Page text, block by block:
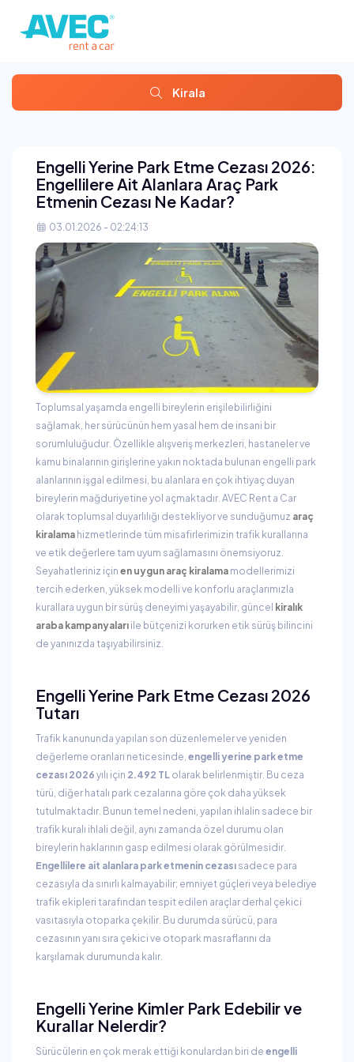
Kirala
Engelli Yerine Park Etme Cezası 2026:
Engellilere Ait Alanlara Araç Park
Etmenin Cezası Ne Kadar?
03.01.2026 - 02:24:13
Toplumsal yaşamda engelli bireylerin erişilebilirliğini
sağlamak, her sürücünün hem yasal hem de insani bir
sorumluluğudur. Özellikle alışveriş merkezleri, hastaneler ve
kamu binalarının girişlerine yakın noktada bulunan engelli park
alanlarının işgal edilmesi, bu alanlara en çok ihtiyaç duyan
bireylerin mağduriyetine yol açmaktadır. AVEC Rent a Car
olarak toplumsal duyarlılığı destekliyor ve sunduğumuz araç
kiralama hizmetlerinde tüm misafirlerimizin trafik kurallarına
ve etik değerlere tam uyum sağlamasını önemsiyoruz.
Seyahatleriniz için en uygun araç kiralama modellerimizi
tercih ederken, yüksek modelli ve konforlu araçlarımızla
kurallara uygun bir sürüş deneyimi yaşayabilir, güncel kiralık
araba kampanyaları ile bütçenizi korurken etik sürüş bilincini
de yanınızda taşıyabilirsiniz.
Engelli Yerine Park Etme Cezası 2026
Tutarı
Trafik kanununda yapılan son düzenlemeler ve yeniden
değerleme oranları neticesinde, engelli yerine park etme
cezası 2026 yılı için 2.492 TL olarak belirlenmiştir. Bu ceza
türü, diğer hatalı park cezalarına göre çok daha yüksek
tutulmaktadır. Bunun temel nedeni, yapılan ihlalin sadece bir
trafik kuralı ihlali değil, aynı zamanda özel durumu olan
bireylerin haklarının gasp edilmesi olarak görülmesidir.
Engellilere ait alanlara park etmenin cezası sadece para
cezasıyla da sınırlı kalmayabilir; emniyet güçleri veya belediye
trafik ekipleri tarafından tespit edilen araçlar derhal çekici
vasıtasıyla otoparka çekilir. Bu durumda sürücü, para
cezasının yanı sıra çekici ve otopark masraflarını da
karşılamak durumunda kalır.
Engelli Yerine Kimler Park Edebilir ve
Kurallar Nelerdir?
Sürücülerin en çok merak ettiği konulardan biri de engelli